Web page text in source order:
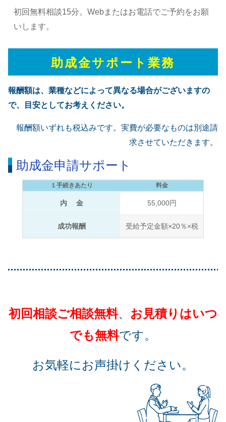
初回無料相談15分。Webまたはお電話でご予約をお願
いします。
助成金サポート業務
報酬額は、業種などによって異なる場合がございますの
で、目安としてお考えください。
報酬額いずれも税込みです。実費が必要なものは別途請
求させていただきます。
助成金申請サポート
１手続きあたり 料金
内 金 55,000円
成功報酬 受給予定金額×20％×税
初回相談ご相談無料、 お見積りはいつ
でも無料です。
お気軽にお声掛けください。